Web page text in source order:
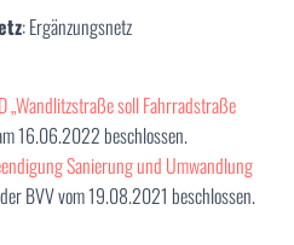
: Ergänzungsnetz
„Wandlitzstraße soll Fahrradstraße
16.06.2022 beschlossen.
Sanierung und Umwandlung
BVV vom 19.08.2021 beschlossen.